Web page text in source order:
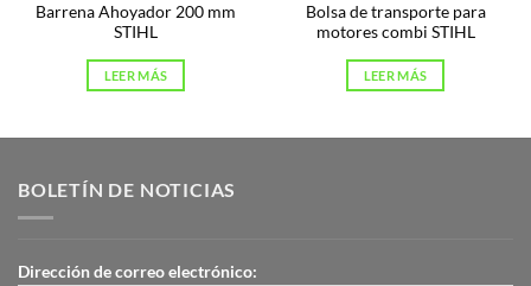
Barrena Ahoyador 200 mm
STIHL
LEER MÁS
Bolsa de transporte para
motores combi STIHL
LEER MÁS
BOLETÍN DE NOTICIAS
Dirección de correo electrónico: